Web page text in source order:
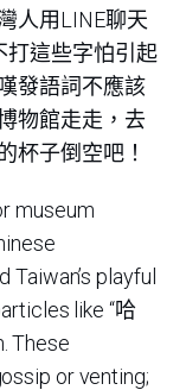
人用LINE聊天
打這些字怕引起
發語詞不應該
物館走走，去
杯子倒空吧！
museum
playful
like “哈
These
or venting;